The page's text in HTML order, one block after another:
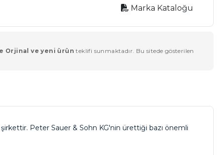
Marka Kataloğu
Orjinal ve yeni ürün teklifi sunmaktadır. Bu sitede gösterilen
Peter Sauer & Sohn KG'nin ürettiği bazı önemli